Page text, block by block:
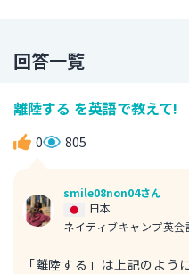
回答一覧
離陸する を英語で教えて!
0 805
smile08non04さん
ネイティブキャンプ英会
日本
「離陸する」は上記のよう